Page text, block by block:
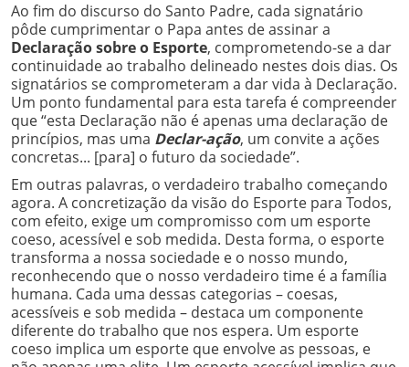
Ao fim do discurso do Santo Padre, cada signatário
pôde cumprimentar o Papa antes de assinar a
Declaração sobre o Esporte, comprometendo-se a dar
continuidade ao trabalho delineado nestes dois dias. Os
signatários se comprometeram a dar vida à Declaração.
Um ponto fundamental para esta tarefa é compreender
que “esta Declaração não é apenas uma declaração de
princípios, mas uma Declar-ação, um convite a ações
concretas... [para] o futuro da sociedade”.
Em outras palavras, o verdadeiro trabalho começando
agora. A concretização da visão do Esporte para Todos,
com efeito, exige um compromisso com um esporte
coeso, acessível e sob medida. Desta forma, o esporte
transforma a nossa sociedade e o nosso mundo,
reconhecendo que o nosso verdadeiro time é a família
humana. Cada uma dessas categorias – coesas,
acessíveis e sob medida – destaca um componente
diferente do trabalho que nos espera. Um esporte
coeso implica um esporte que envolve as pessoas, e